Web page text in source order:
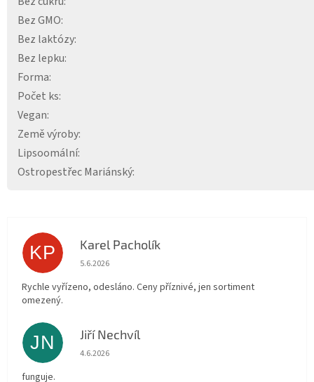
Bez GMO:
Bez laktózy:
Bez lepku:
Forma:
Počet ks:
Vegan:
Země výroby:
Lipsoomální:
Ostropestřec Mariánský:
KP Karel Pacholík
Hodnocení obchodu je 4 z 5 hvězdiček.
5.6.2026
Rychle vyřízeno, odesláno. Ceny příznivé, jen sortiment
omezený.
JN Jiří Nechvíl
Hodnocení obchodu je 5 z 5 hvězdiček.
4.6.2026
funguje.